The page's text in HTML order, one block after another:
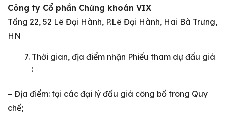
Công ty Cổ phần Chứng khoán VIX
Tầng 22, 52 Lê Đại Hành, P.Lê Đại Hành, Hai Bà Trưng,
HN
Thời gian, địa điểm nhận Phiếu tham dự đấu giá
:
– Địa điểm: tại các đại lý đấu giá công bố trong Quy
chế;